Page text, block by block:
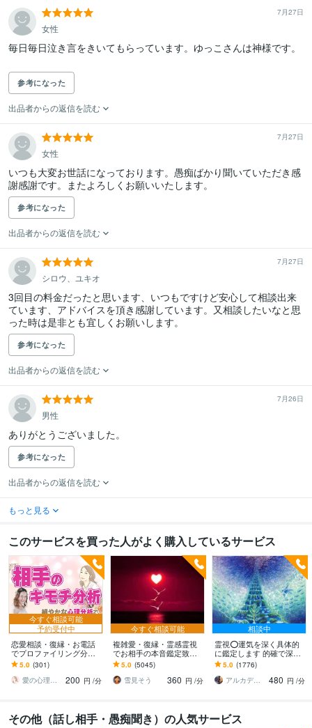
7月27日
女性
毎日毎日泣き言をきいてもらっています。ゆっこさんは神様です。
参考になった
出品者からの返信を読む
7月27日
女性
いつも大変お世話になっております。愚痴ばかり聞いていただき感
謝感謝です。またよろしくお願いいたします。
参考になった
出品者からの返信を読む
7月27日
シロウ、ユキオ
3回目の料金だったと思います、いつもですけど安心して相談出来
ています、アドバイスを頂き感謝しています。又相談したいなと思
った時は是非とも宜しくお願いします。
参考になった
出品者からの返信を読む
7月26日
男性
ありがとうございました。
参考になった
出品者からの返信を読む
もっと見る
このサービスを買った人がよく購入しているサービス
今すぐ相談可能
予約受付中
恋愛相談・復縁・お電話
でプロファイリング分析
します 男性心理・女性心
理・今後の恋愛の悩みア
ドバイスお伝えします！
5.0 (301)
愛の心理分析プロファイラーMICOTO♥
200 円 /分
今すぐ相談可能
複雑愛・復縁・霊感霊視
でお相手の本音鑑定致し
ます 降りて来た言葉をそ
のままお伝えします。
5.0 (5045)
雪見そう
360 円 /分
相談中
霊視⭕️運気を深く具体的
に鑑定します 的確で深い
霊視☆心を読み解く圧倒
的情報量☆悩みの根拠解
明
5.0 (1776)
アルカディア
480 円 /分
その他（話し相手・愚痴聞き）の人気サービス